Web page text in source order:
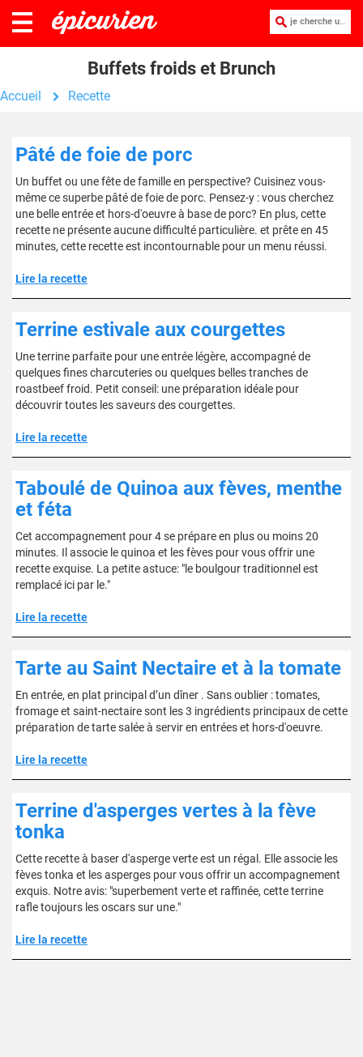
je cherche une recette :
Buffets froids et Brunch
Accueil Recette
Pâté de foie de porc
Un buffet ou une fête de famille en perspective? Cuisinez vous-
même ce superbe pâté de foie de porc. Pensez-y : vous cherchez
une belle entrée et hors-d'oeuvre à base de porc? En plus, cette
recette ne présente aucune difficulté particulière. et prête en 45
minutes, cette recette est incontournable pour un menu réussi.
Lire la recette
Terrine estivale aux courgettes
Une terrine parfaite pour une entrée légère, accompagné de
quelques fines charcuteries ou quelques belles tranches de
roastbeef froid. Petit conseil: une préparation idéale pour
découvrir toutes les saveurs des courgettes.
Lire la recette
Taboulé de Quinoa aux fèves, menthe
et féta
Cet accompagnement pour 4 se prépare en plus ou moins 20
minutes. Il associe le quinoa et les fèves pour vous offrir une
recette exquise. La petite astuce: "le boulgour traditionnel est
remplacé ici par le."
Lire la recette
Tarte au Saint Nectaire et à la tomate
En entrée, en plat principal d’un dîner . Sans oublier : tomates,
fromage et saint-nectaire sont les 3 ingrédients principaux de cette
préparation de tarte salée à servir en entrées et hors-d'oeuvre.
Lire la recette
Terrine d'asperges vertes à la fève
tonka
Cette recette à baser d'asperge verte est un régal. Elle associe les
fèves tonka et les asperges pour vous offrir un accompagnement
exquis. Notre avis: "superbement verte et raffinée, cette terrine
rafle toujours les oscars sur une."
Lire la recette